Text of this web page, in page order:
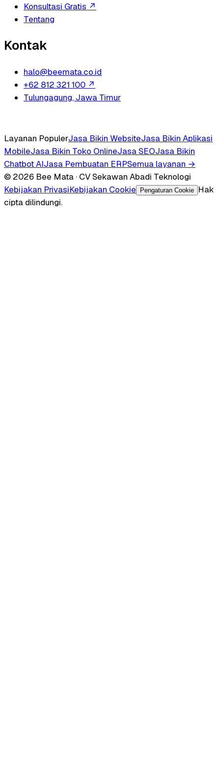
Konsultasi Gratis ↗
Tentang
Kontak
halo@beemata.co.id
+62 812 321 100 ↗
Tulungagung, Jawa Timur
Layanan PopulerJasa Bikin WebsiteJasa Bikin Aplikasi
MobileJasa Bikin Toko OnlineJasa SEOJasa Bikin
Chatbot AIJasa Pembuatan ERPSemua layanan →
© 2026 Bee Mata · CV Sekawan Abadi Teknologi
Kebijakan PrivasiKebijakan Cookie Pengaturan Cookie
Hak
cipta dilindungi.